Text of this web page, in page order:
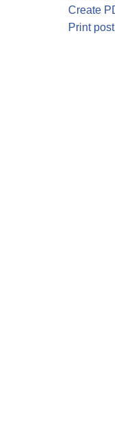
Create
Print post